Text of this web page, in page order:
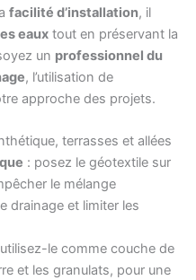
facilité d’installation, il
eaux tout en préservant la
un professionnel du
, l’utilisation de
approche des projets.
terrasses et allées
: posez le géotextile sur
le mélange
drainage et limiter les
le comme couche de
et les granulats, pour une